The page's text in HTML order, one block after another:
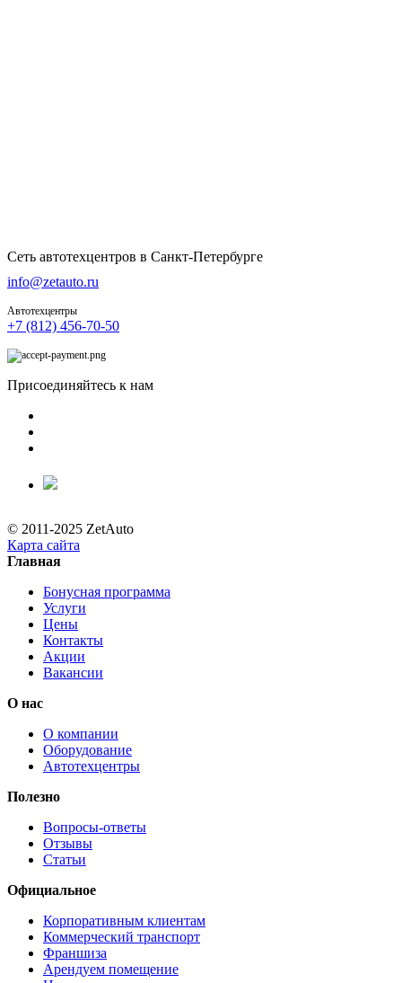
Сеть автотехцентров в Санкт-Петербурге
info@zetauto.ru
Автотехцентры
+7 (812) 456-70-50
Присоединяйтесь к нам
© 2011-2025 ZetAuto
Карта сайта
Главная
Бонусная программа
Услуги
Цены
Контакты
Акции
Вакансии
О нас
О компании
Оборудование
Автотехцентры
Полезно
Вопросы-ответы
Отзывы
Статьи
Официальное
Корпоративным клиентам
Коммерческий транспорт
Франшиза
Арендуем помещение